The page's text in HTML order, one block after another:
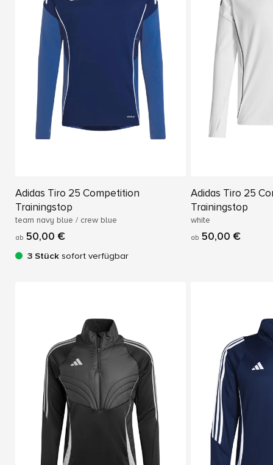
Adidas Tiro 25 Competition
Trainingstop
team navy blue / crew blue
ab 50,00 €
3 Stück sofort verfügbar
Adidas Tiro 25
Trainingstop
white
ab 50,00 €